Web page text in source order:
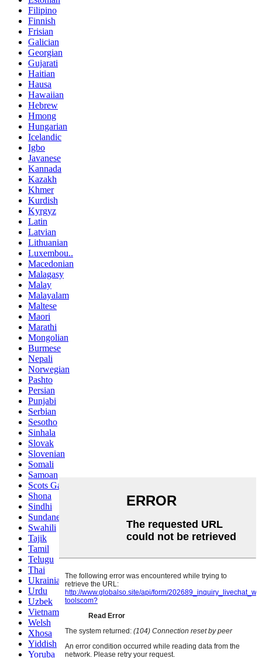
Filipino
Finnish
Frisian
Galician
Georgian
Gujarati
Haitian
Hausa
Hawaiian
Hebrew
Hmong
Hungarian
Icelandic
Igbo
Javanese
Kannada
Kazakh
Khmer
Kurdish
Kyrgyz
Latin
Latvian
Lithuanian
Luxembou..
Macedonian
Malagasy
Malay
Malayalam
Maltese
Maori
Marathi
Mongolian
Burmese
Nepali
Norwegian
Pashto
Persian
Punjabi
Serbian
Sesotho
Sinhala
Slovak
Slovenian
Somali
Samoan
Scots Gaelic
Shona
Sindhi
Sundanese
Swahili
Tajik
Tamil
Telugu
Thai
Ukrainian
Urdu
Uzbek
Vietnamese
Welsh
Xhosa
Yiddish
Yoruba